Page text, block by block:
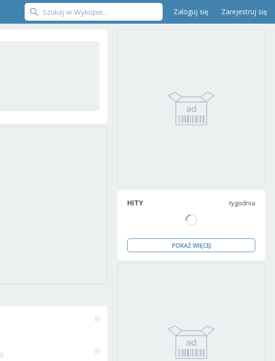
Zaloguj się Zarejestruj się
HITY tygodnia
POKAŻ WIĘCEJ